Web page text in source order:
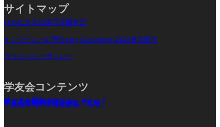
サイトマップ
HOME文化部体育部報道部
インタビュー記事Giving Campaign 2025参加団体
プライバシーポリシー
学友会コンテンツ
サークル紹介ページ
サークル紹介パンフレットデータ
東北大学新聞 入学お祝い号
学友会文化部情報総合誌「北杜」
学友会体育部情報総合誌「北雄」